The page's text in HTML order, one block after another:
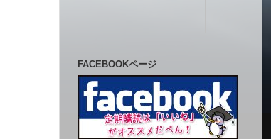
FACEBOOKページ